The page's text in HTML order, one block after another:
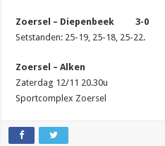
Zoersel – Diepenbeek 3-0
Setstanden: 25-19, 25-18, 25-22.
Zoersel – Alken
Zaterdag 12/11 20.30u
Sportcomplex Zoersel